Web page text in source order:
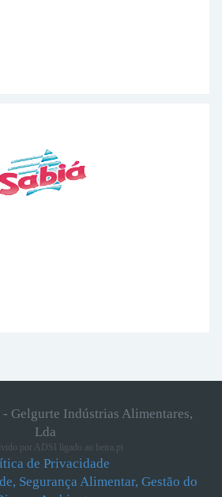
Gelgurte Indústrias Alimentares,
Lda
por ADSI ligado ao beira.pt
de Privacidade
Segurança Alimentar, Gestão do